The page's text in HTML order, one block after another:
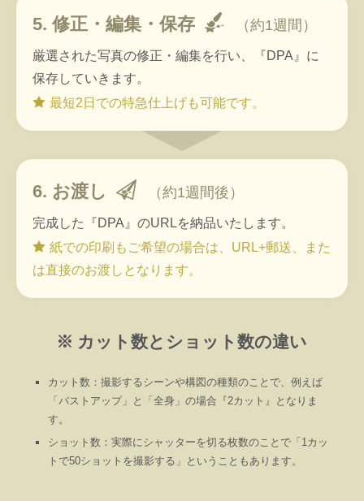
5. 修正・編集・保存 （約1週間）
厳選された写真の修正・編集を行い、『DPA』に
保存していきます。
最短2日での特急仕上げも可能です。
6. お渡し （約1週間後）
完成した『DPA』のURLを納品いたします。
紙での印刷もご希望の場合は、URL+郵送、また
は直接のお渡しとなります。
※ カット数とショット数の違い
カット数：撮影するシーンや構図の種類のことで、例えば
「バストアップ」と「全身」の場合『2カット』となりま
す。
ショット数：実際にシャッターを切る枚数のことで「1カッ
トで50ショットを撮影する」ということもあります。